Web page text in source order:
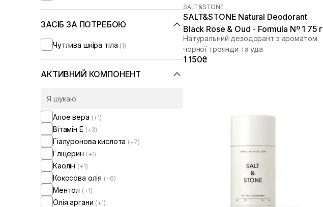
ЗАСІБ ЗА ПОТРЕБОЮ
Чутлива шкіра тіла (1)
АКТИВНИЙ КОМПОНЕНТ
Алое вера (+1)
Вітамін Е (+3)
Гіалуронова кислота (+7)
Гліцерин (+1)
Каолін (+1)
Кокосова олія (+6)
Ментол (+1)
Олія аргани (+1)
SALT&STONE
SALT&STONE Natural Deodorant
Black Rose & Oud - Formula Nº 1 75 г
Натуральний дезодорант з ароматом
чорної троянди та уда
1 150₴